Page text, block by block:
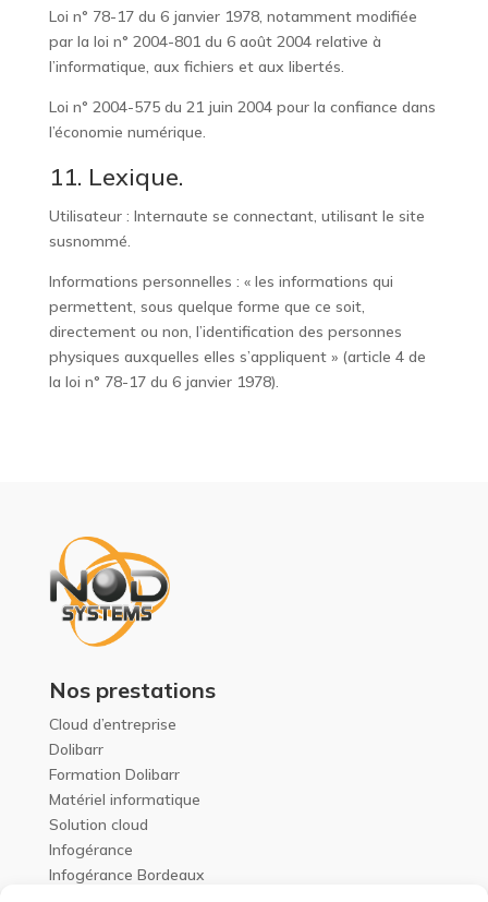
Loi n° 78-17 du 6 janvier 1978, notamment modifiée
par la loi n° 2004-801 du 6 août 2004 relative à
l’informatique, aux fichiers et aux libertés.
Loi n° 2004-575 du 21 juin 2004 pour la confiance dans
l’économie numérique.
11. Lexique.
Utilisateur : Internaute se connectant, utilisant le site
susnommé.
Informations personnelles : « les informations qui
permettent, sous quelque forme que ce soit,
directement ou non, l’identification des personnes
physiques auxquelles elles s’appliquent » (article 4 de
la loi n° 78-17 du 6 janvier 1978).
Nos prestations
Cloud d’entreprise
Dolibarr
Formation Dolibarr
Matériel informatique
Solution cloud
Infogérance
Infogérance Bordeaux